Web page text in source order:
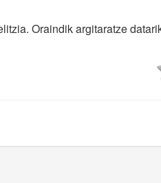
Oraindik argitaratze